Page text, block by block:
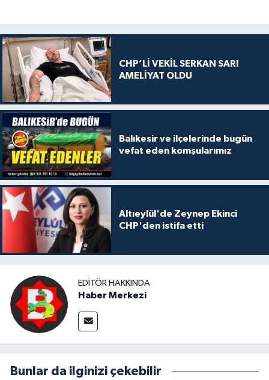
CHP’Lİ VEKİL SERKAN SARI
AMELİYAT OLDU
Balıkesir ve ilçelerinde bugün
vefat eden komşularımız
Altıeylül'de Zeynep Ekinci
CHP'den istifa etti
EDITÖR HAKKINDA
Haber Merkezi
Bunlar da ilginizi çekebilir